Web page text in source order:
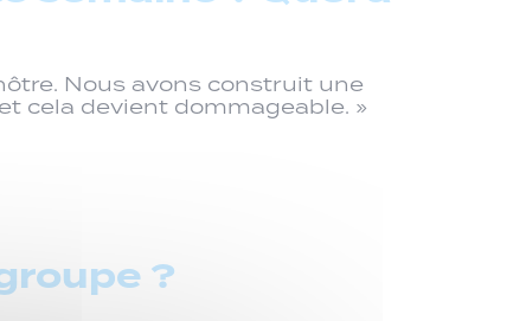
Nous avons construit une
cela devient dommageable. »
?